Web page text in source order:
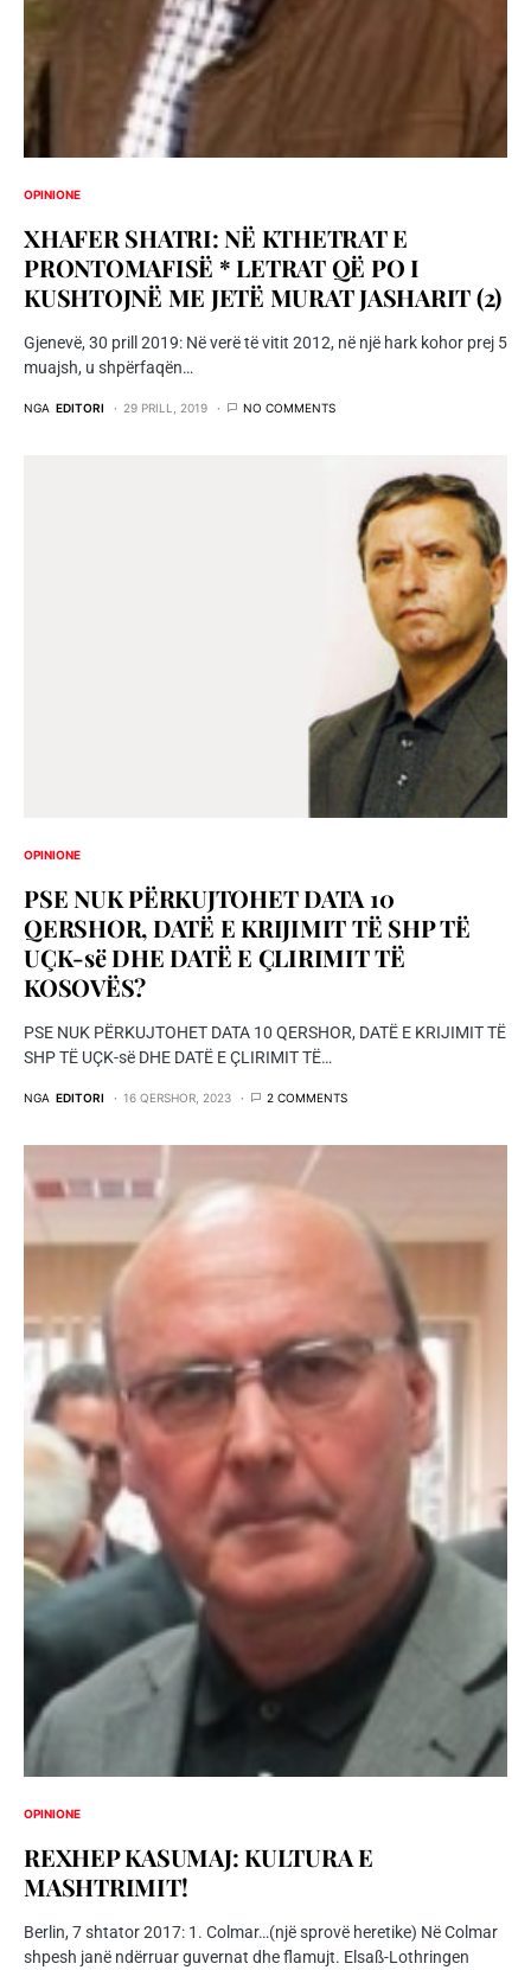
OPINIONE
XHAFER SHATRI: NË KTHETRAT E
PRONTOMAFISË * LETRAT QË PO I
KUSHTOJNË ME JETË MURAT JASHARIT (2)
Gjenevë, 30 prill 2019: Në verë të vitit 2012, në një hark kohor prej 5
muajsh, u shpërfaqën…
NGA EDITORI 29 PRILL, 2019 NO COMMENTS
OPINIONE
PSE NUK PËRKUJTOHET DATA 10
QERSHOR, DATË E KRIJIMIT TË SHP TË
UÇK-së DHE DATË E ÇLIRIMIT TË
KOSOVËS?
PSE NUK PËRKUJTOHET DATA 10 QERSHOR, DATË E KRIJIMIT TË
SHP TË UÇK-së DHE DATË E ÇLIRIMIT TË…
NGA EDITORI 16 QERSHOR, 2023 2 COMMENTS
OPINIONE
REXHEP KASUMAJ: KULTURA E
MASHTRIMIT!
Berlin, 7 shtator 2017: 1. Colmar…(një sprovë heretike) Në Colmar
shpesh janë ndërruar guvernat dhe flamujt. Elsaß-Lothringen